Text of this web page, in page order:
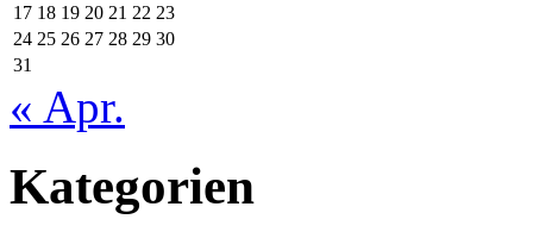
17 18 19 20 21 22 23
24 25 26 27 28 29 30
31
« Apr.
Kategorien